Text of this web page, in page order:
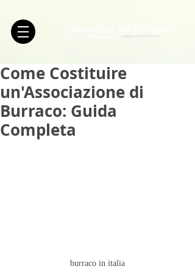
Come Costituire
un'Associazione di
Burraco: Guida
Completa
burraco in italia